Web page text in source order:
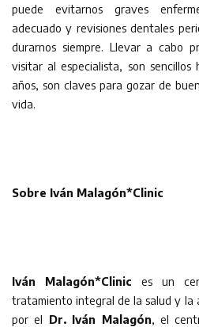
puede evitarnos graves
adecuado y revisiones dentales
durarnos siempre. Llevar a cabo
visitar al especialista, son
años, son claves para gozar de
vida.
Sobre Iván Malagón*Clinic
Iván Malagón*Clinic es un
tratamiento integral de la salud y la
por el Dr. Iván Malagón, el